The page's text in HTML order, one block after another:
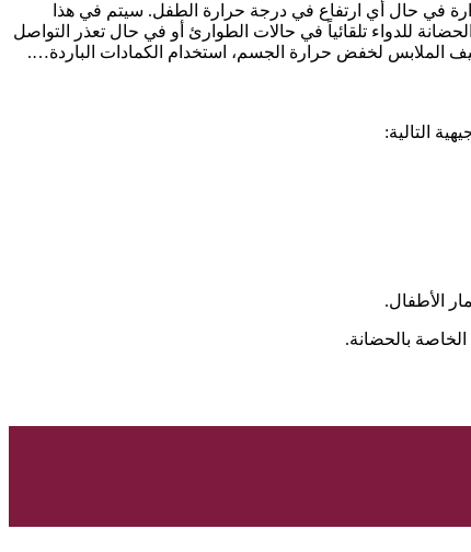
في حال أي ارتفاع في درجة حرارة الطفل. سيتم في هذا
للدواء تلقائياً في حالات الطوارئ أو في حال تعذر التواصل
الملابس لخفض حرارة الجسم، استخدام الكمادات الباردة….
التالية:
الأطفال.
بالحضانة.